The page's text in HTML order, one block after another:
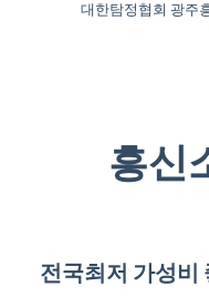
대한탐정협회 광주
흥신
전국최저 가성비